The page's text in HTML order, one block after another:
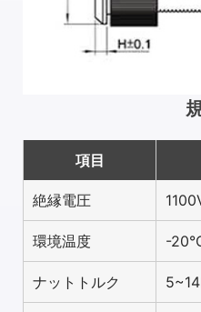
項目
絶縁電圧
環境温度 -
ナットトルク